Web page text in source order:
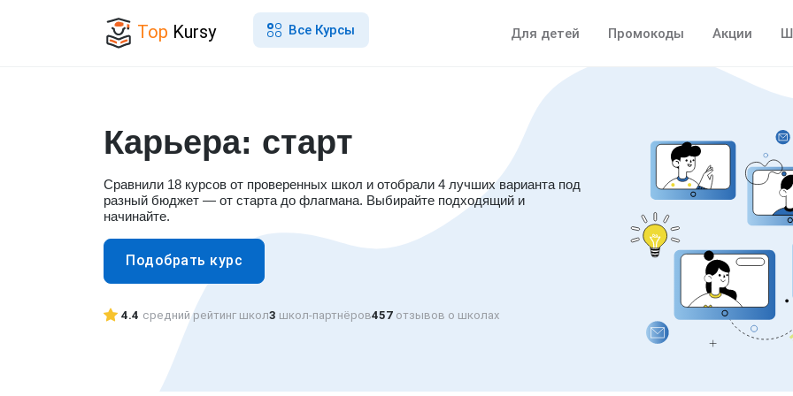
Top Kursy Все Курсы Для детей Промокоды Акции
Карьера: старт
Сравнили 18 курсов от проверенных школ и отобрали 4 лучших варианта под
разный бюджет — от старта до флагмана. Выбирайте подходящий и
начинайте.
Подобрать курс
4.4 средний рейтинг школ3 школ-партнёров457 отзывов о школах